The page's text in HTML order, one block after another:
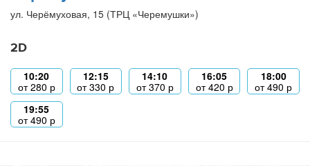
ул. Черёмуховая, 15 (ТРЦ «Черемушки»)
2D
10:20
от280 р
12:15
от330 р
14:10
от370 р
16:05
от420 р
18:00
от490 р
19:55
от490 р